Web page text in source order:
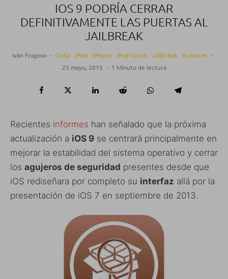
IOS 9 PODRÍA CERRAR
DEFINITIVAMENTE LAS PUERTAS AL
JAILBREAK
Iván Fragoso · Cydia iPad iPhone iPod Touch Jailbreak Rumores ·
23 mayo, 2015 · 1 Minuto de lectura
Recientes informes han señalado que la próxima
actualización a iOS 9 se centrará principalmente en
mejorar la estabilidad del sistema operativo y cerrar
los agujeros de seguridad presentes desde que
iOS rediseñara por completo su interfaz allá por la
presentación de iOS 7 en septiembre de 2013.